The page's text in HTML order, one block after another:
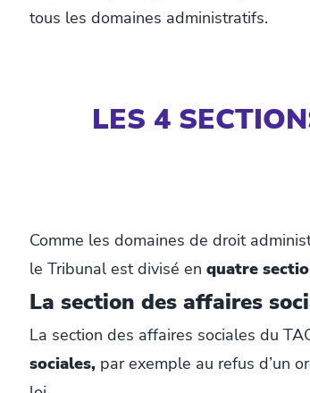
tous les domaines administratifs.
LES 4
Comme les domaines de droit
le Tribunal est divisé en quatre
La section des affaires
La section des affaires sociales du
sociales, par exemple au refus d’un